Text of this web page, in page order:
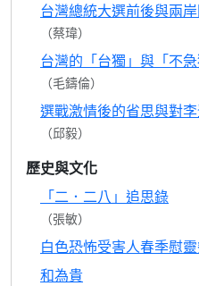
台灣總統大選前後與兩
（蔡瑋）
台灣的「台獨」與「不
（毛鑄倫）
選戰激情後的省思與對
（邱毅）
歷史與文化
「二．二八」追思錄
（張敏）
白色恐怖受害人春季慰
和為貴